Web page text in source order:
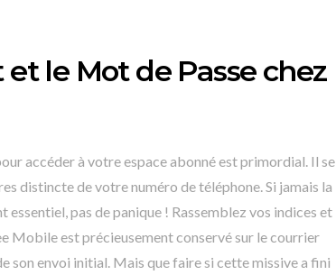
le Mot de Passe chez
accéder à votre espace abonné est primordial. Il se
distincte de votre numéro de téléphone. Si jamais la
pas de panique ! Rassemblez vos indices et
Mobile est précieusement conservé sur le courrier
son envoi initial. Mais que faire si cette missive a fini